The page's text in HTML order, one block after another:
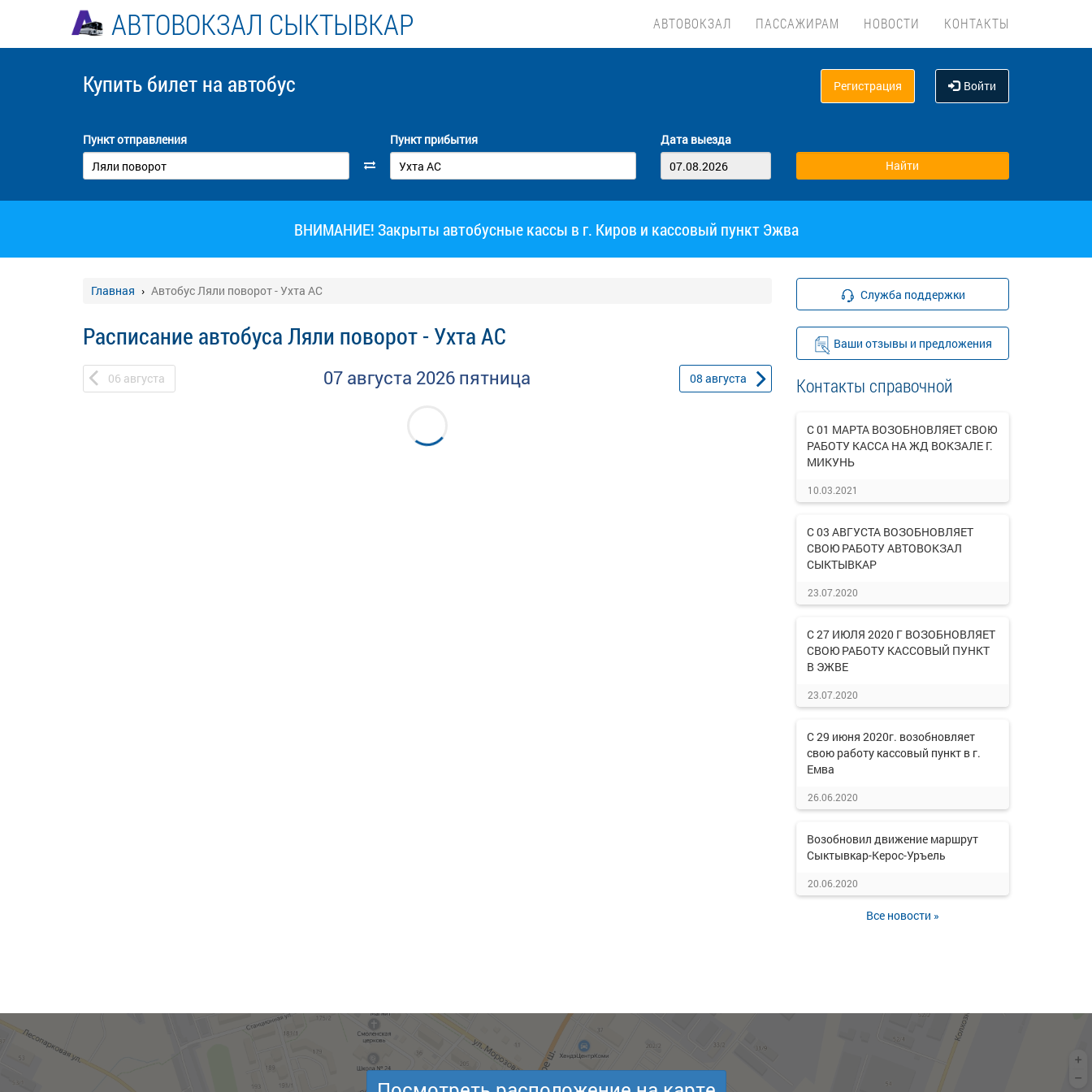
АВТОВОКЗАЛ СЫКТЫВКАР АВТОВОКЗАЛ ПАССАЖИРАМ НОВОСТИ КОНТАКТЫ
Купить билет на автобус Регистрация Войти
Пункт отправления Пункт прибытия Дата выезда
ВНИМАНИЕ! Закрыты автобусные кассы в г. Киров и кассовый пункт Эжва
Главная Автобус Ляли поворот - Ухта АС
Расписание автобуса Ляли поворот - Ухта АС
06 августа 07 августа 2026 пятница 08 августа
Служба поддержки
Ваши отзывы и предложения
Контакты справочной
С 01 МАРТА ВОЗОБНОВЛЯЕТ СВОЮ
РАБОТУ КАССА НА ЖД ВОКЗАЛЕ Г.
МИКУНЬ
10.03.2021
С 03 АВГУСТА ВОЗОБНОВЛЯЕТ
СВОЮ РАБОТУ АВТОВОКЗАЛ
СЫКТЫВКАР
23.07.2020
С 27 ИЮЛЯ 2020 Г ВОЗОБНОВЛЯЕТ
СВОЮ РАБОТУ КАССОВЫЙ ПУНКТ
В ЭЖВЕ
23.07.2020
С 29 июня 2020г. возобновляет
свою работу кассовый пункт в г.
Емва
26.06.2020
Возобновил движение маршрут
Сыктывкар-Керос-Уръель
20.06.2020
Все новости »